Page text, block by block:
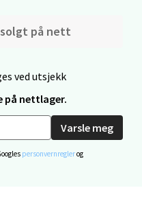
på nett
ved utsjekk
på nettlager.
Varsle meg
personvernreglerog